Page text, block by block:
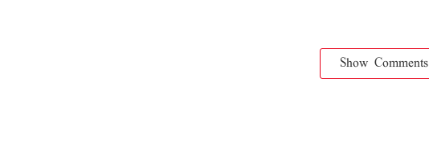
Show Comments